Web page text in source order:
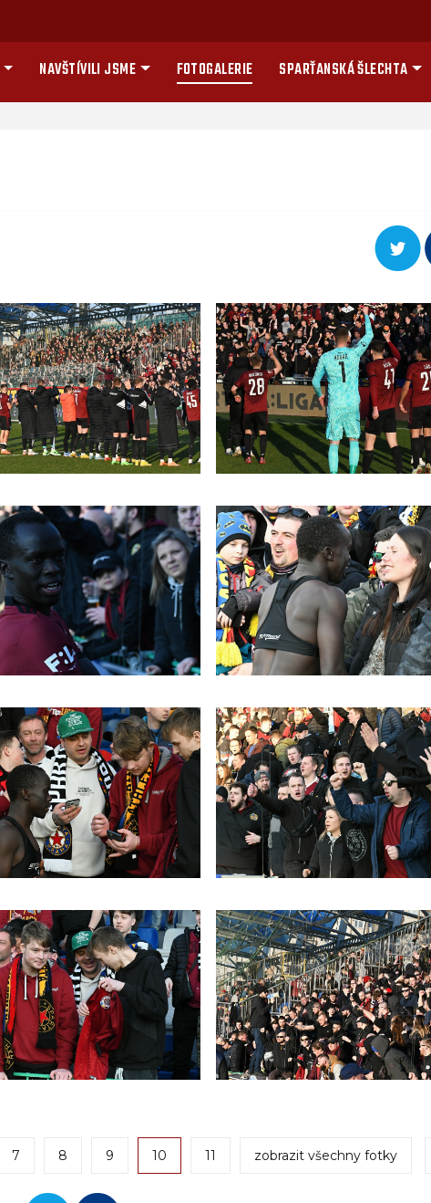
NAVŠTÍVILI JSME FOTOGALERIE SPARŤANSKÁ ŠLECHTA
7 8 9 10 11 zobrazit všechny fotky